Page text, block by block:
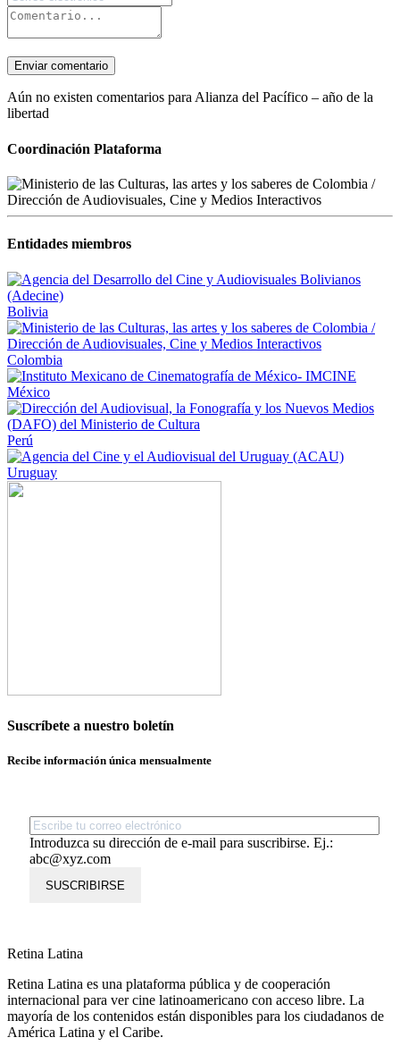
Enviar comentario
Aún no existen comentarios para Alianza del Pacífico – año de la
libertad
Coordinación Plataforma
Entidades miembros
Bolivia
Colombia
México
Perú
Uruguay
Suscríbete a nuestro boletín
Recibe información única mensualmente
Introduzca su dirección de e-mail para suscribirse. Ej.:
abc@xyz.com
SUSCRIBIRSE
Retina Latina
Retina Latina es una plataforma pública y de cooperación
internacional para ver cine latinoamericano con acceso libre. La
mayoría de los contenidos están disponibles para los ciudadanos de
América Latina y el Caribe.